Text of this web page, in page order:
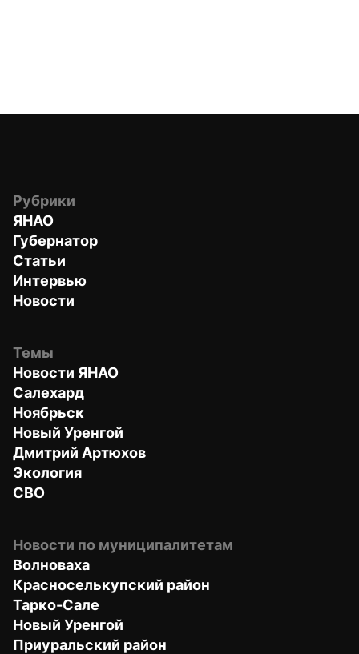
Рубрики
ЯНАО
Губернатор
Статьи
Интервью
Новости
Темы
Новости ЯНАО
Салехард
Ноябрьск
Новый Уренгой
Дмитрий Артюхов
Экология
СВО
Новости по муниципалитетам
Волноваха
Красноселькупский район
Тарко-Сале
Новый Уренгой
Приуральский район